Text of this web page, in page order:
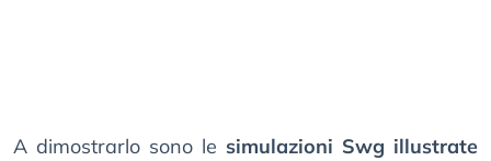
A dimostrarlo sono le simulazioni Swg illustrate